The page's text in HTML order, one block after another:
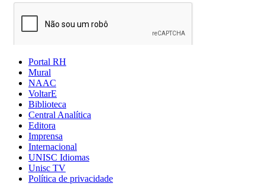
Portal RH
Mural
NAAC
VoltarE
Biblioteca
Central Analítica
Editora
Imprensa
Internacional
UNISC Idiomas
Unisc TV
Política de privacidade